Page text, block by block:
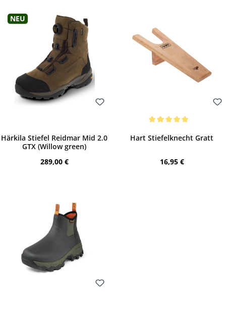
Neu
Härkila Stiefel Reidmar Mid 2.0
GTX (Willow green)
Regulärer Preis:
289,00 €
Hart Stiefelknecht Gratt
Regulärer Preis:
16,95 €